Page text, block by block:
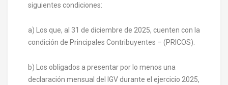
siguientes condiciones:
a) Los que, al 31 de diciembre de 2025, cuenten con la
condición de Principales Contribuyentes – (PRICOS).
b) Los obligados a presentar por lo menos una
declaración mensual del IGV durante el ejercicio 2025,